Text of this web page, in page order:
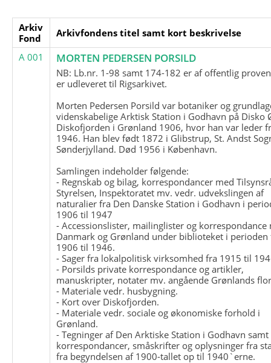
Arkiv
Fond
Arkivfondens titel samt kort beskrivelse
A 001
MORTEN PEDERSEN PORSILD
NB: Lb.nr. 1-98 samt 174-182 er af offentlig
er udleveret til Rigsarkivet.
Morten Pedersen Porsild var botaniker og
videnskabelige Arktisk Station i Godhavn på Disko
Diskofjorden i Grønland 1906, hvor han var leder
1946. Han blev født 1872 i Glibstrup, St. Andst
Sønderjylland. Død 1956 i København.
Samlingen indeholder følgende:
- Regnskab og bilag, korrespondancer med
Styrelsen, Inspektoratet mv. vedr. udvekslingen af
naturalier fra Den Danske Station i Godhavn i
1906 til 1947
- Accessionslister, mailinglister og korrespondance
Danmark og Grønland under biblioteket i perioden
1906 til 1946.
- Sager fra lokalpolitisk virksomhed fra 1915 til
- Porsilds private korrespondance og artikler,
manuskripter, notater mv. angående Grønlands
- Materiale vedr. husbygning.
- Kort over Diskofjorden.
- Materiale vedr. sociale og økonomiske forhold i
Grønland.
- Tegninger af Den Arktiske Station i Godhavn
korrespondancer, småskrifter og oplysninger fra
fra begyndelsen af 1900-tallet op til 1940`erne.